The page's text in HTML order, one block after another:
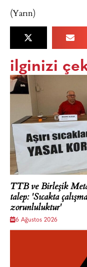
(Yarın)
ilginizi
TTB ve Birleşik
talep: 'Sıcakta
zorunluluktur'
6 Ağustos 2026